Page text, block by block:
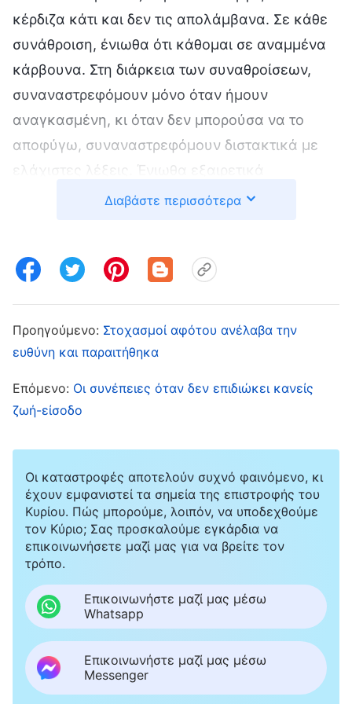
κέρδιζα κάτι και δεν τις απολάμβανα. Σε κάθε
συνάθροιση, ένιωθα ότι κάθομαι σε αναμμένα
κάρβουνα. Στη διάρκεια των συναθροίσεων,
συναναστρεφόμουν μόνο όταν ήμουν
αναγκασμένη, κι όταν δεν μπορούσα να το
αποφύγω, συναναστρεφόμουν διστακτικά με
ελάχιστες λέξεις. Ένιωθα εξαιρετικά
καταπιεσμένη και πονούσα, και έφτασα στο
να μιλούν οι άλλοι τόσο καθαρά και με άνεση,
Πώς να μιλήσω καθαρά όπως οι άλλοι αδελφοί
και αδελφές ώστε να μη με κοροϊδεύει ο
Αργότερα, έγιναν εκλογές στην
τα καθήκοντά μου ως επικεφαλής, θα
αλληλεπιδρώ με πολύ κόσμο. Δεν θα μάθουν
ότι τραυλίζω ακόμα περισσότεροι αδελφοί και
αδελφές; Ας το ξεχάσω καλύτερα, δεν μπορώ·
δεν θέλω να γίνω κι άλλο ρεζίλι». Απέρριψα,
λοιπόν, το καθήκον. Αργότερα, ο επικεφαλής
συναναστράφηκε μαζί μου και τελικά
συμφώνησα απρόθυμα. Ωστόσο, λόγω του ότι
τραύλιζα, ένιωθα συνέχεια ότι ήμουν κατώτερη
Διαβάστε περισσότερα
Προηγούμενο: Στοχασμοί αφότου ανέλαβα την
ευθύνη και παραιτήθηκα
Επόμενο: Οι συνέπειες όταν δεν επιδιώκει κανείς
ζωή-είσοδο
Οι καταστροφές αποτελούν συχνό φαινόμενο, κι
έχουν εμφανιστεί τα σημεία της επιστροφής του
Κυρίου. Πώς μπορούμε, λοιπόν, να υποδεχθούμε
τον Κύριο; Σας προσκαλούμε εγκάρδια να
επικοινωνήσετε μαζί μας για να βρείτε τον
τρόπο.
Επικοινωνήστε μαζί μας μέσω
Whatsapp
Επικοινωνήστε μαζί μας μέσω
Messenger